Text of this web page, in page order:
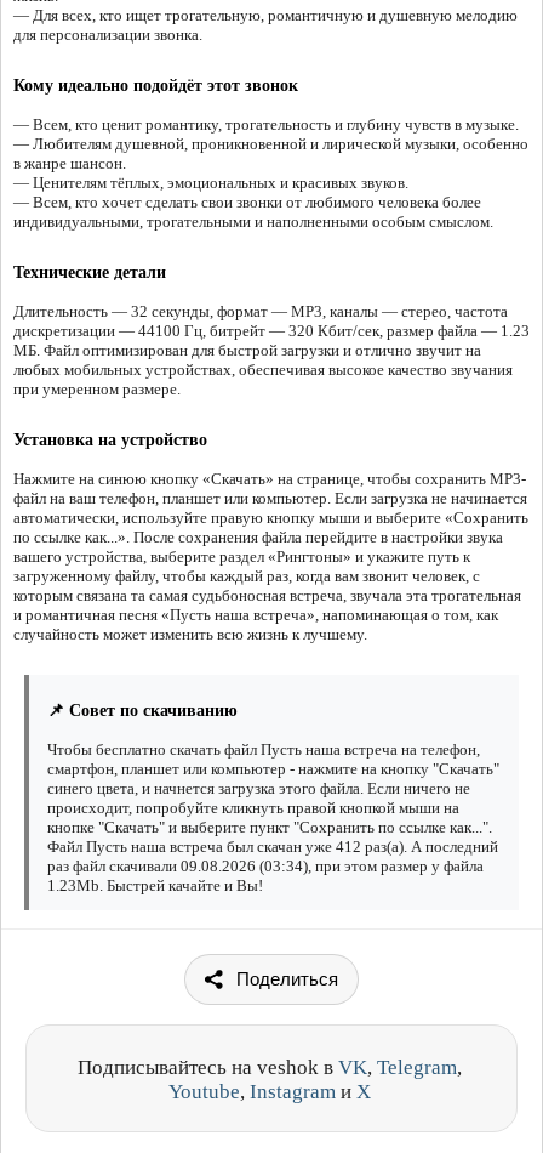
— Для всех, кто ищет трогательную, романтичную и душевную мелодию
для персонализации звонка.
Кому идеально подойдёт этот звонок
— Всем, кто ценит романтику, трогательность и глубину чувств в музыке.
— Любителям душевной, проникновенной и лирической музыки, особенно
в жанре шансон.
— Ценителям тёплых, эмоциональных и красивых звуков.
— Всем, кто хочет сделать свои звонки от любимого человека более
индивидуальными, трогательными и наполненными особым смыслом.
Технические детали
Длительность — 32 секунды, формат — MP3, каналы — стерео, частота
дискретизации — 44100 Гц, битрейт — 320 Кбит/сек, размер файла — 1.23
МБ. Файл оптимизирован для быстрой загрузки и отлично звучит на
любых мобильных устройствах, обеспечивая высокое качество звучания
при умеренном размере.
Установка на устройство
Нажмите на синюю кнопку «Скачать» на странице, чтобы сохранить MP3-
файл на ваш телефон, планшет или компьютер. Если загрузка не начинается
автоматически, используйте правую кнопку мыши и выберите «Сохранить
по ссылке как...». После сохранения файла перейдите в настройки звука
вашего устройства, выберите раздел «Рингтоны» и укажите путь к
загруженному файлу, чтобы каждый раз, когда вам звонит человек, с
которым связана та самая судьбоносная встреча, звучала эта трогательная
и романтичная песня «Пусть наша встреча», напоминающая о том, как
случайность может изменить всю жизнь к лучшему.
📌 Совет по скачиванию
Чтобы бесплатно скачать файл Пусть наша встреча на телефон,
смартфон, планшет или компьютер - нажмите на кнопку "Скачать"
синего цвета, и начнется загрузка этого файла. Если ничего не
происходит, попробуйте кликнуть правой кнопкой мыши на
кнопке "Скачать" и выберите пункт "Сохранить по ссылке как...".
Файл Пусть наша встреча был скачан уже 412 раз(а). А последний
раз файл скачивали 09.08.2026 (03:34), при этом размер у файла
1.23Mb. Быстрей качайте и Вы!
Поделиться
Подписывайтесь на veshok в VK, Telegram,
Youtube, Instagram и X